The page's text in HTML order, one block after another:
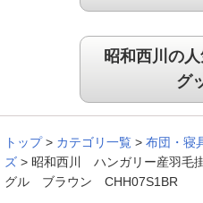
昭和西川の
グ
トップ > カテゴリ一覧 > 布団・寝
ズ > 昭和西川 ハンガリー産羽毛
グル ブラウン CHH07S1BR